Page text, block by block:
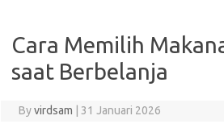
Cara Memilih
saat Berbelanja
Byvirdsam 31 Januari 2026